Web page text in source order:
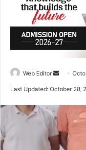
Web Editor
n
e
Last Updated: October 28,